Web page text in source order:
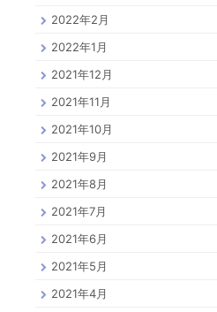
2022年2月
2022年1月
2021年12月
2021年11月
2021年10月
2021年9月
2021年8月
2021年7月
2021年6月
2021年5月
2021年4月